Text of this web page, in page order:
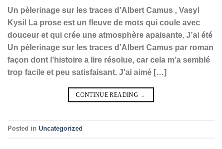
Un pèlerinage sur les traces d’Albert Camus , Vasyl
Kysil La prose est un fleuve de mots qui coule avec
douceur et qui crée une atmosphère apaisante. J’ai été
Un pèlerinage sur les traces d’Albert Camus par roman
façon dont l’histoire a lire résolue, car cela m’a semblé
trop facile et peu satisfaisant. J’ai aimé […]
CONTINUE READING →
Posted in Uncategorized